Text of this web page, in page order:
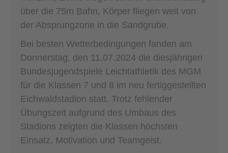
über die 75m Bahn, Körper fliegen weit von
der Absprungzone in die Sandgrube.
Bei besten Wetterbedingungen fanden am
Donnerstag, den 11.07.2024 die diesjährigen
Bundesjugendspiele Leichtathletik des MGM
für die Klassen 7 und 8 im neu fertiggestellten
Eichwaldstadion statt. Trotz fehlender
Übungszeit aufgrund des Umbaus des
Stadions zeigten die Klassen höchsten
Einsatz, Motivation und Teamgeist.